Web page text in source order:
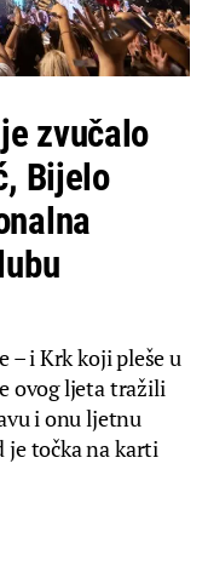
zvučalo
Bijelo
– i Krk koji pleše u
ovog ljeta tražili
i onu ljetnu
je točka na karti